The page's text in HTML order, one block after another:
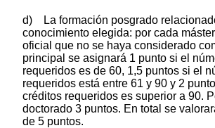
d) La formación posgrado
conocimiento elegida: por cada
oficial que no se haya considerado
principal se asignará 1 punto si el
requeridos es de 60, 1,5 puntos si el
requeridos está entre 61 y 90 y 2
créditos requeridos es superior a 90.
doctorado 3 puntos. En total se
de 5 puntos.